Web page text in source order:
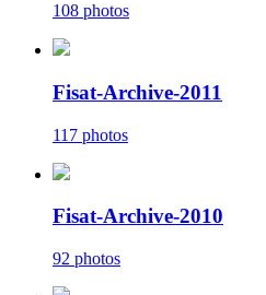
108 photos
Fisat-Archive-2011
117 photos
Fisat-Archive-2010
92 photos